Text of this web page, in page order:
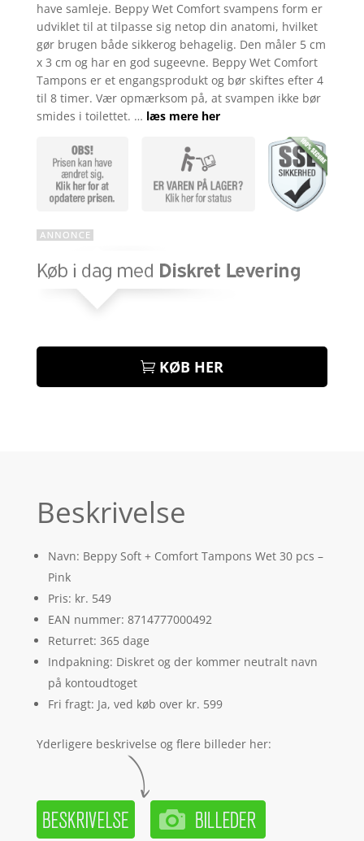
have samleje. Beppy Wet Comfort svampens form er
udviklet til at tilpasse sig netop din anatomi, hvilket
gør brugen både sikkerog behagelig. Den måler 5 cm
x 3 cm og har en god sugeevne. Beppy Wet Comfort
Tampons er et engangsprodukt og bør skiftes efter 4
til 8 timer. Vær opmærksom på, at svampen ikke bør
smides i toilettet. … læs mere her
KØB HER
Beskrivelse
Navn: Beppy Soft + Comfort Tampons Wet 30 pcs –
Pink
Pris: kr. 549
EAN nummer: 8714777000492
Returret: 365 dage
Indpakning: Diskret og der kommer neutralt navn
på kontoudtoget
Fri fragt: Ja, ved køb over kr. 599
Yderligere beskrivelse og flere billeder her: